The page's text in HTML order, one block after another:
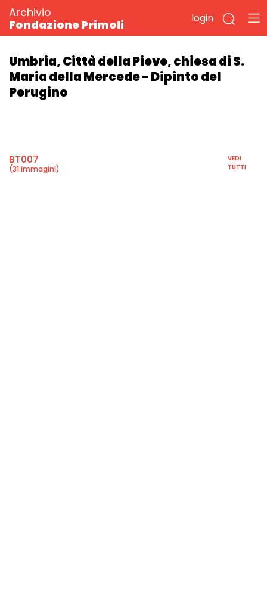
Archivio
Fondazione Primoli
login
Umbria, Città della Pieve, chiesa di S.
Maria della Mercede - Dipinto del
Perugino
BT007
(31 immagini)
VEDI
TUTTI